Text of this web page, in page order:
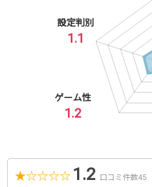
1.2
ゲーム性
1.1
設定判別
★☆☆☆☆ 1.2 口コミ件数45